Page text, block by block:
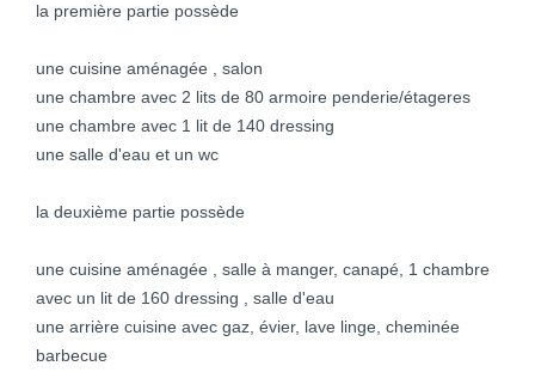
la première partie possède
une cuisine aménagée , salon
une chambre avec 2 lits de 80 armoire penderie/étageres
une chambre avec 1 lit de 140 dressing
une salle d'eau et un wc
la deuxième partie possède
une cuisine aménagée , salle à manger, canapé, 1 chambre
avec un lit de 160 dressing , salle d'eau
une arrière cuisine avec gaz, évier, lave linge, cheminée
barbecue